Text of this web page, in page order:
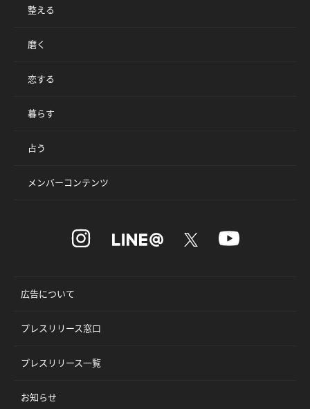
整える
磨く
恋する
暮らす
占う
メンバーコンテンツ
広告について
プレスリリース窓口
プレスリリース一覧
お知らせ